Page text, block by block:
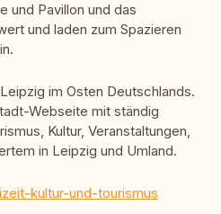
und Pavillon und das
und laden zum Spazieren
im Osten Deutschlands.
Webseite mit ständig
Kultur, Veranstaltungen,
in Leipzig und Umland.
kultur-und-tourismus